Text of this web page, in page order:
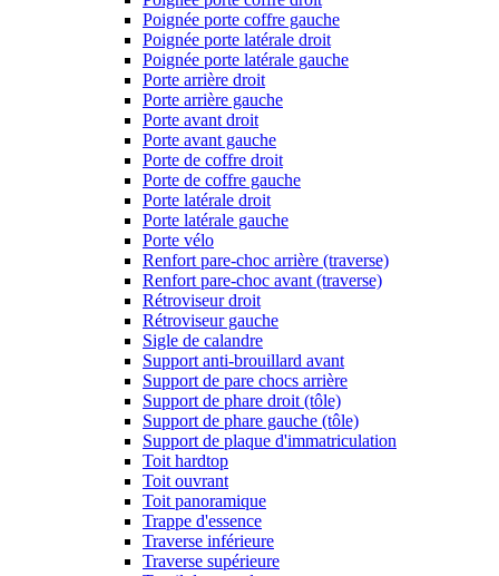
Poignée porte coffre gauche
Poignée porte latérale droit
Poignée porte latérale gauche
Porte arrière droit
Porte arrière gauche
Porte avant droit
Porte avant gauche
Porte de coffre droit
Porte de coffre gauche
Porte latérale droit
Porte latérale gauche
Porte vélo
Renfort pare-choc arrière (traverse)
Renfort pare-choc avant (traverse)
Rétroviseur droit
Rétroviseur gauche
Sigle de calandre
Support anti-brouillard avant
Support de pare chocs arrière
Support de phare droit (tôle)
Support de phare gauche (tôle)
Support de plaque d'immatriculation
Toit hardtop
Toit ouvrant
Toit panoramique
Trappe d'essence
Traverse inférieure
Traverse supérieure